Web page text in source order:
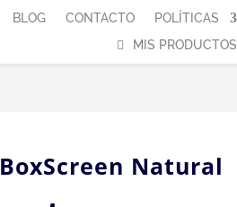
BLOG CONTACTO
POLÍTICAS
MIS PRODUCTOS
BoxScreen Natural